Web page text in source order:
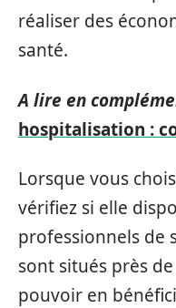
réaliser des
santé.
A lire en
hospitalisation :
Lorsque vous
vérifiez si elle
professionnels de
sont situés près
pouvoir en